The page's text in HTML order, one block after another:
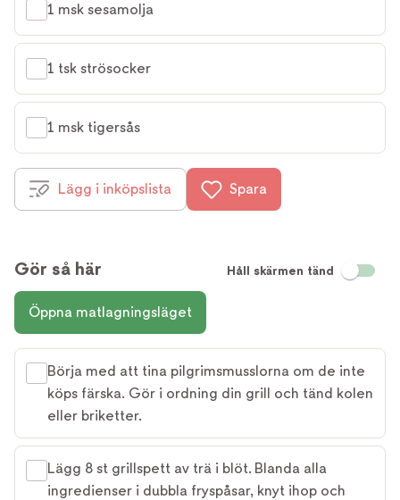
1 msk sesamolja
1 tsk strösocker
1 msk tigersås
Lägg i inköpslista Spara
Gör så här Håll skärmen tänd
Öppna matlagningsläget
Börja med att tina pilgrimsmusslorna om de inte
köps färska. Gör i ordning din grill och tänd kolen
eller briketter.
Lägg 8 st grillspett av trä i blöt. Blanda alla
ingredienser i dubbla fryspåsar, knyt ihop och